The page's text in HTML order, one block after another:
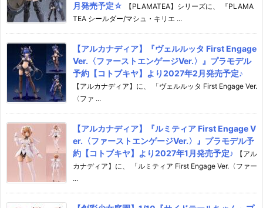
月発売予定☆
【PLAMATEA】シリーズに、 『PLAMA
TEA シールダー/マシュ・キリエ ...
【アルカナディア】『ヴェルルッタ First Engage
Ver.〈ファーストエンゲージVer.〉』プラモデル
予約【コトブキヤ】より2027年2月発売予定♪
【アルカナディア】に、 「ヴェルルッタ First Engage Ver.
〈ファ ...
【アルカナディア】『ルミティア First Engage V
er.〈ファーストエンゲージVer.〉』プラモデル予
約【コトブキヤ】より2027年1月発売予定♪
【アル
カナディア】に、 「ルミティア First Engage Ver.〈ファー
...